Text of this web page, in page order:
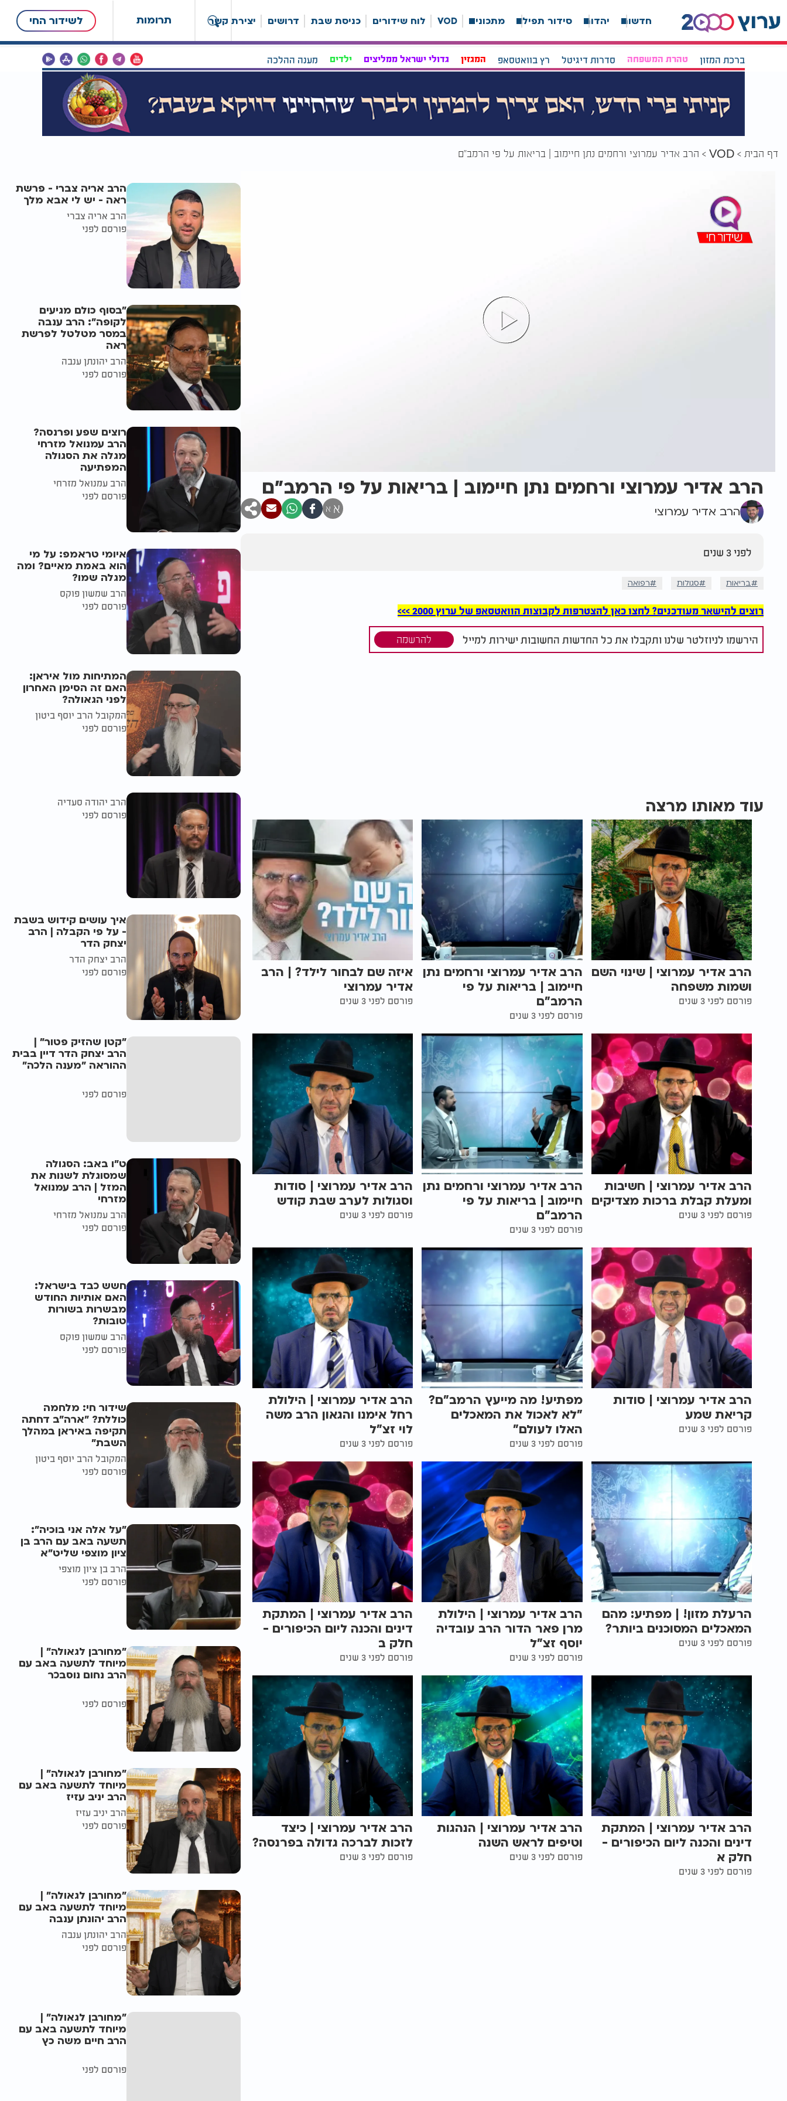
תרומות לשידור החי חדשות יהדות סידור תפילה מתכונים VOD לוח שידורים כניסת שבת דרושים יצירת קשר
ברכת המזון טהרת המשפחה סדרות דיגיטל רץ בוואטסאפ המגזין גדולי ישראל ממליצים ילדים מענה ההלכה
דף הבית VOD הרב אדיר עמרוצי ורחמים נתן חיימוב | בריאות על פי הרמב"ם
הרב אדיר עמרוצי ורחמים נתן חיימוב | בריאות על פי הרמב"ם
הרב אדיר עמרוצי א א
לפני 3 שנים
בריאות סגולות רפואה
רוצים להישאר מעודכנים? לחצו כאן להצטרפות לקבוצות הוואטסאפ של ערוץ 2000 >>>
הירשמו לניוזלטר שלנו ותקבלו את כל החדשות החשובות ישירות למייל להרשמה
עוד מאותו מרצה
הרב אדיר עמרוצי | שינוי השם
ושמות משפחה
פורסם לפני 3 שנים
הרב אדיר עמרוצי ורחמים נתן
חיימוב | בריאות על פי
הרמב"ם
פורסם לפני 3 שנים
איזה שם לבחור לילד? | הרב
אדיר עמרוצי
פורסם לפני 3 שנים
הרב אדיר עמרוצי | חשיבות
ומעלת קבלת ברכות מצדיקים
פורסם לפני 3 שנים
הרב אדיר עמרוצי ורחמים נתן
חיימוב | בריאות על פי
הרמב"ם
פורסם לפני 3 שנים
הרב אדיר עמרוצי | סודות
וסגולות לערב שבת קודש
פורסם לפני 3 שנים
הרב אדיר עמרוצי | סודות
קריאת שמע
פורסם לפני 3 שנים
מפתיע! מה מייעץ הרמב"ם?
"לא לאכול את המאכלים
האלו לעולם"
פורסם לפני 3 שנים
הרב אדיר עמרוצי | הילולת
רחל אימנו והגאון הרב משה
לוי זצ"ל
פורסם לפני 3 שנים
הרעלת מזון! | מפתיע: מהם
המאכלים המסוכנים ביותר?
פורסם לפני 3 שנים
הרב אדיר עמרוצי | הילולת
מרן פאר הדור הרב עובדיה
יוסף זצ"ל
פורסם לפני 3 שנים
הרב אדיר עמרוצי | המתקת
דינים והכנה ליום הכיפורים -
חלק ב
פורסם לפני 3 שנים
הרב אדיר עמרוצי | המתקת
דינים והכנה ליום הכיפורים -
חלק א
פורסם לפני 3 שנים
הרב אדיר עמרוצי | הנהגות
וטיפים לראש השנה
פורסם לפני 3 שנים
הרב אדיר עמרוצי | כיצד
לזכות לברכה גדולה בפרנסה?
פורסם לפני 3 שנים
הרב אריה צברי - פרשת
ראה - יש לי אבא מלך
הרב אריה צברי
פורסם לפני
"בסוף כולם מגיעים
לקופה": הרב ענבה
במסר מטלטל לפרשת
ראה
הרב יהונתן ענבה
פורסם לפני
רוצים שפע ופרנסה?
הרב עמנואל מזרחי
מגלה את הסגולה
המפתיעה
הרב עמנואל מזרחי
פורסם לפני
איומי טראמפ: על מי
הוא באמת מאיים? ומה
מגלה שמו?
הרב שמשון פוקס
פורסם לפני
המתיחות מול איראן:
האם זה הסימן האחרון
לפני הגאולה?
המקובל הרב יוסף ביטון
פורסם לפני
הרב יהודה סעדיה
פורסם לפני
איך עושים קידוש בשבת
- על פי הקבלה | הרב
יצחק הדר
הרב יצחק הדר
פורסם לפני
"קטן שהזיק פטור" |
הרב יצחק הדר דיין בבית
ההוראה "מענה הלכה"
פורסם לפני
ט"ו באב: הסגולה
שמסוגלת לשנות את
המזל | הרב עמנואל
מזרחי
הרב עמנואל מזרחי
פורסם לפני
חשש כבד בישראל:
האם אותיות החודש
מבשרות בשורות
טובות?
הרב שמשון פוקס
פורסם לפני
שידור חי: מלחמה
כוללת? ״ארה"ב דחתה
תקיפה באיראן במהלך
השבת״
המקובל הרב יוסף ביטון
פורסם לפני
"על אלה אני בוכיה":
תשעה באב עם הרב בן
ציון מוצפי שליט"א
הרב בן ציון מוצפי
פורסם לפני
"מחורבן לגאולה" |
מיוחד לתשעה באב עם
הרב נחום נוסבכר
פורסם לפני
"מחורבן לגאולה" |
מיוחד לתשעה באב עם
הרב יניב עזיז
הרב יניב עזיז
פורסם לפני
"מחורבן לגאולה" |
מיוחד לתשעה באב עם
הרב יהונתן ענבה
הרב יהונתן ענבה
פורסם לפני
"מחורבן לגאולה" |
מיוחד לתשעה באב עם
הרב חיים משה כץ
פורסם לפני